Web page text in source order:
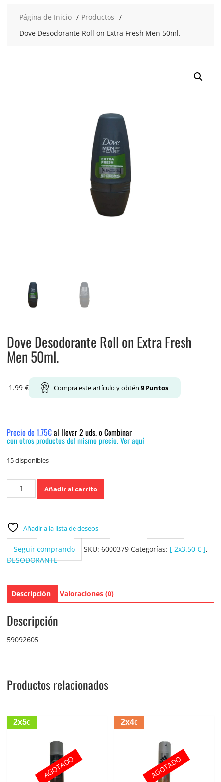
Página de Inicio
Productos
Dove Desodorante Roll on Extra Fresh Men 50ml.
Dove Desodorante Roll on Extra Fresh
Men 50ml.
1.99 € Compra este artículo y obtén 9Puntos
Precio de 1.75€al llevar 2 uds. o Combinar
con otros productos del mismo precio. Ver aquí
15 disponibles
Dove
Desodorante
Extra
Fresh
Men
50ml.
cantidad
Añadir al carrito
Añadir a la lista de deseos
Seguir comprando SKU: 6000379 Categorías: [ 2x3.50 € ],
DESODORANTE
Descripción Valoraciones (0)
Descripción
59092605
Productos relacionados
2x5€
AGOTADO
2x4€
AGOTADO